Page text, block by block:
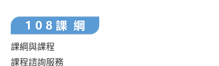
課綱與課程
課程諮詢服務